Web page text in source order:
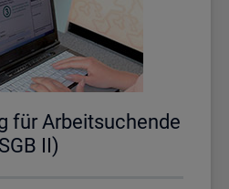
für Ar­beit­su­chen­de
II)